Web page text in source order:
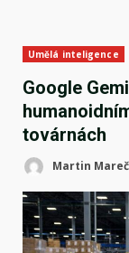
Umělá inteligence
Google
továrnách
Martin